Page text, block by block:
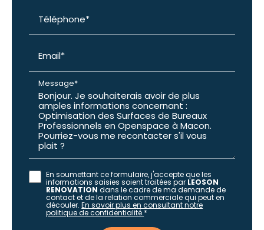
Téléphone*
Email*
Message*
En soumettant ce formulaire, j'accepte que les
informations saisies soient traitées par LEOSON
RENOVATION dans le cadre de ma demande de
contact et de la relation commerciale qui peut en
découler.En savoir plus en consultant notre
politique de confidentialité.*